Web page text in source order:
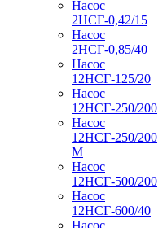
Насос
2НСГ-0,42/15
Насос
2НСГ-0,85/40
Насос
12НСГ-125/20
Насос
12НСГ-250/200
Насос
12НСГ-250/200
М
Насос
12НСГ-500/200
Насос
12НСГ-600/40